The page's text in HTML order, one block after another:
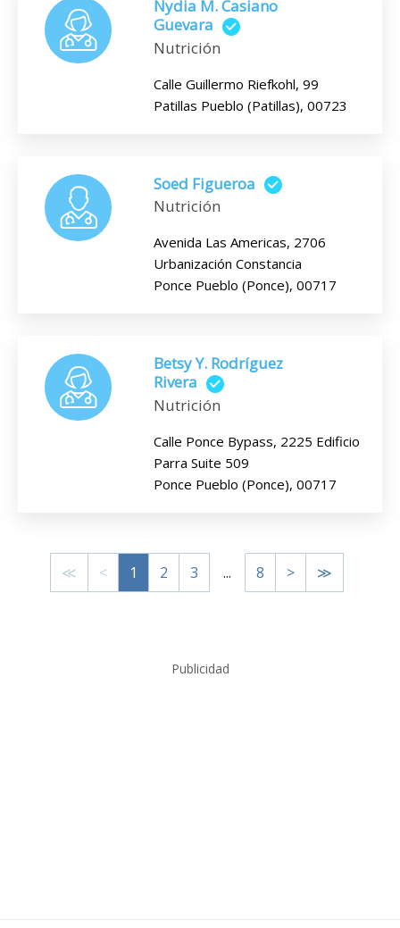
Nydia M. Casiano
Guevara
Nutrición
Calle Guillermo Riefkohl, 99
Patillas Pueblo (Patillas), 00723
Soed Figueroa
Nutrición
Avenida Las Americas, 2706
Urbanización Constancia
Ponce Pueblo (Ponce), 00717
Betsy Y. Rodríguez
Rivera
Nutrición
Calle Ponce Bypass, 2225 Edificio
Parra Suite 509
Ponce Pueblo (Ponce), 00717
≪ < 1 2 3 ... 8 > ≫
Publicidad